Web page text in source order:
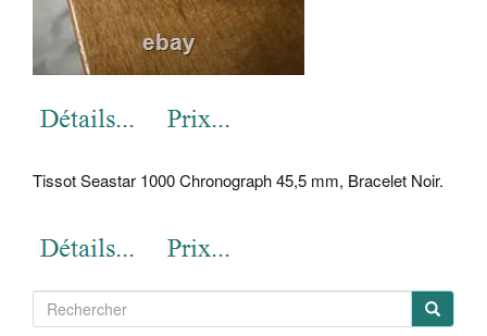
Tissot Seastar 1000 Chronograph 45,5 mm, Bracelet Noir.